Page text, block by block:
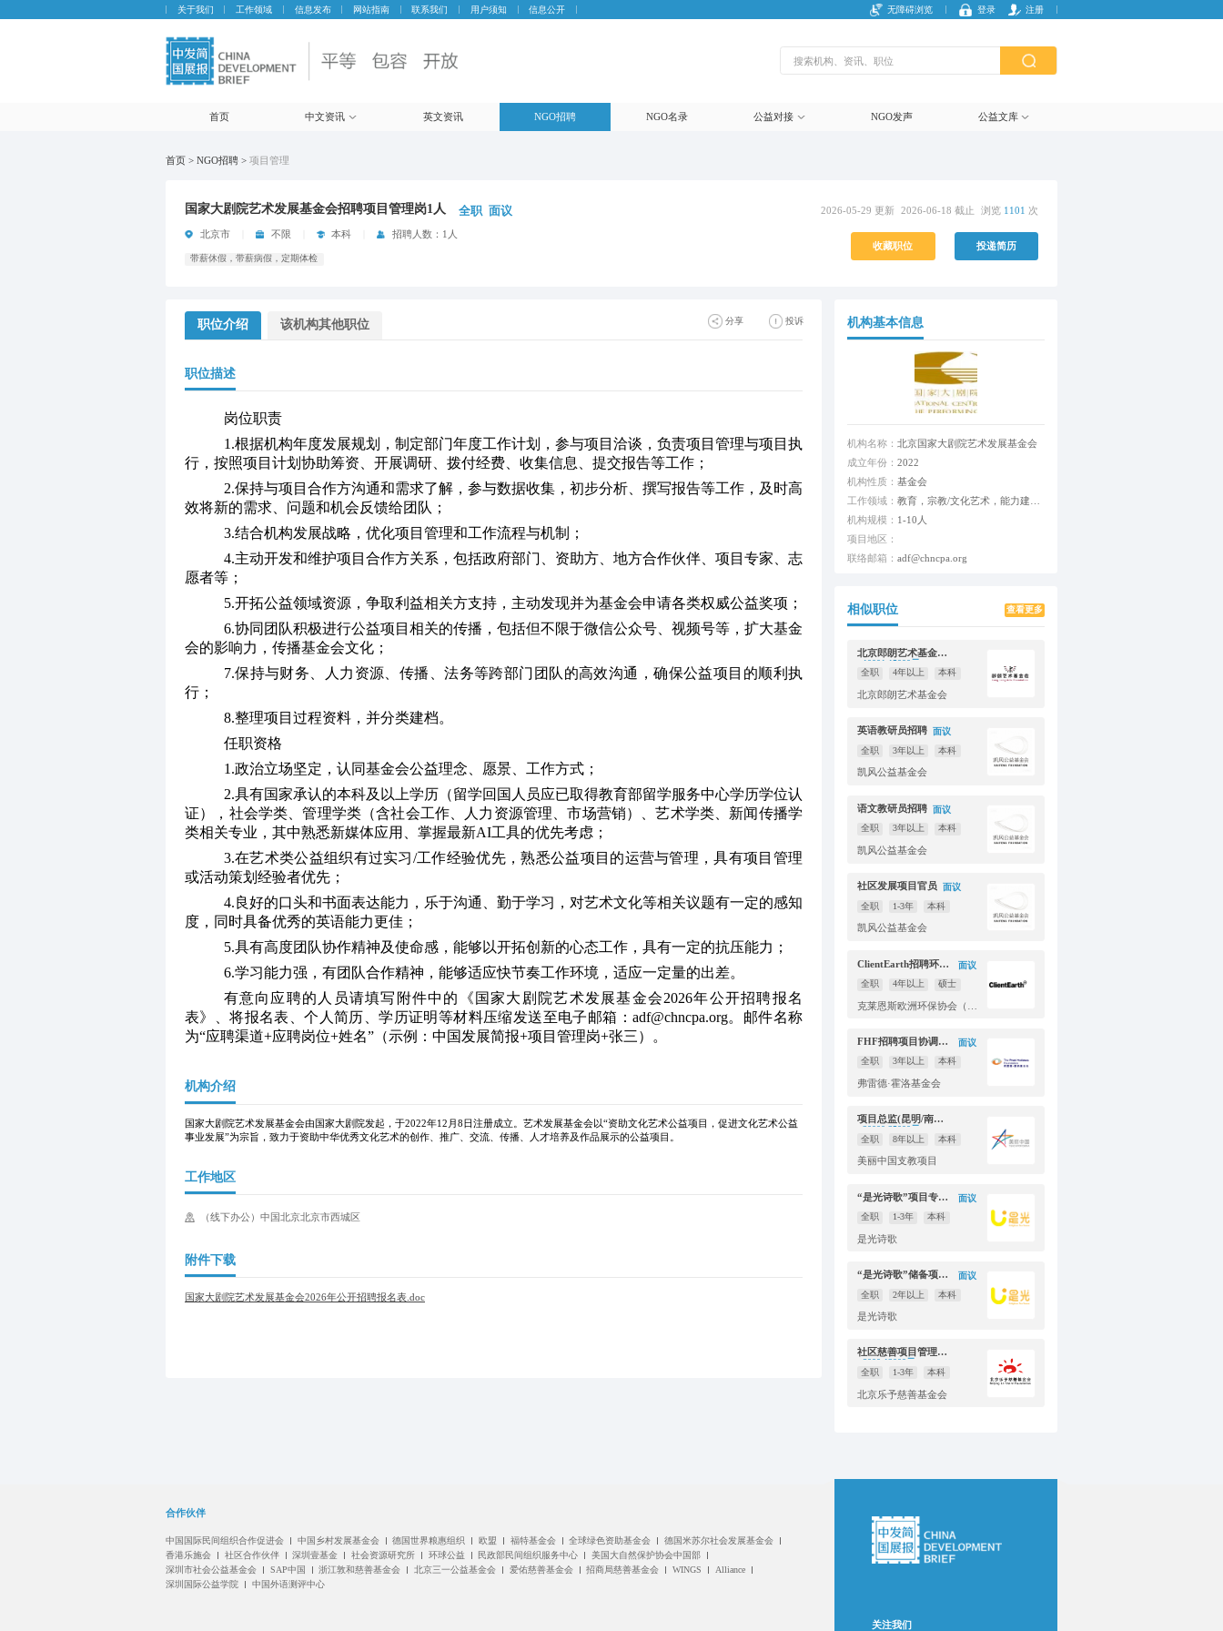
关于我们 工作领域 信息发布 网站指南 联系我们 用户须知 信息公开 无障碍浏览 登录 注册
首页 中文资讯 英文资讯 NGO招聘 NGO名录 公益对接 NGO发声 公益文库
首页 > NGO招聘 > 项目管理
国家大剧院艺术发展基金会招聘项目管理岗1人 全职 面议
北京市 不限 本科 招聘人数：1人
带薪休假，带薪病假，定期体检
2026-05-29 更新 2026-06-18 截止 浏览 1101 次
收藏职位 投递简历
职位介绍 该机构其他职位 分享 投诉
职位描述
岗位职责
1.根据机构年度发展规划，制定部门年度工作计划，参与项目洽谈，负责项目管理与项目执
行，按照项目计划协助筹资、开展调研、拨付经费、收集信息、提交报告等工作；
2.保持与项目合作方沟通和需求了解，参与数据收集，初步分析、撰写报告等工作，及时高
效将新的需求、问题和机会反馈给团队；
3.结合机构发展战略，优化项目管理和工作流程与机制；
4.主动开发和维护项目合作方关系，包括政府部门、资助方、地方合作伙伴、项目专家、志
愿者等；
5.开拓公益领域资源，争取利益相关方支持，主动发现并为基金会申请各类权威公益奖项；
6.协同团队积极进行公益项目相关的传播，包括但不限于微信公众号、视频号等，扩大基金
会的影响力，传播基金会文化；
7.保持与财务、人力资源、传播、法务等跨部门团队的高效沟通，确保公益项目的顺利执
行；
8.整理项目过程资料，并分类建档。
任职资格
1.政治立场坚定，认同基金会公益理念、愿景、工作方式；
2.具有国家承认的本科及以上学历（留学回国人员应已取得教育部留学服务中心学历学位认
证），社会学类、管理学类（含社会工作、人力资源管理、市场营销）、艺术学类、新闻传播学
类相关专业，其中熟悉新媒体应用、掌握最新AI工具的优先考虑；
3.在艺术类公益组织有过实习/工作经验优先，熟悉公益项目的运营与管理，具有项目管理
或活动策划经验者优先；
4.良好的口头和书面表达能力，乐于沟通、勤于学习，对艺术文化等相关议题有一定的感知
度，同时具备优秀的英语能力更佳；
5.具有高度团队协作精神及使命感，能够以开拓创新的心态工作，具有一定的抗压能力；
6.学习能力强，有团队合作精神，能够适应快节奏工作环境，适应一定量的出差。
有意向应聘的人员请填写附件中的《国家大剧院艺术发展基金会2026年公开招聘报名
表》、将报名表、个人简历、学历证明等材料压缩发送至电子邮箱：adf@chncpa.org。邮件名称
为“应聘渠道+应聘岗位+姓名”（示例：中国发展简报+项目管理岗+张三）。
机构介绍
国家大剧院艺术发展基金会由国家大剧院发起，于2022年12月8日注册成立。艺术发展基金会以“资助文化艺术公益项目，促进文化艺术公益
事业发展”为宗旨，致力于资助中华优秀文化艺术的创作、推广、交流、传播、人才培养及作品展示的公益项目。
工作地区
（线下办公）中国北京北京市西城区
附件下载
国家大剧院艺术发展基金会2026年公开招聘报名表.doc
机构基本信息
机构名称： 北京国家大剧院艺术发展基金会
成立年份： 2022
机构性质： 基金会
工作领域：
教育，宗教/文化艺术，能力建设/行业研究或支持
机构规模： 1-10人
项目地区：
联络邮箱： adf@chncpa.org
相似职位 查看更多
北京郎朗艺术基金会项目经理
10001-15000元
全职
4年以上 本科
北京郎朗艺术基金会
英语教研员招聘 面议
全职
3年以上 本科
凯风公益基金会
语文教研员招聘 面议
全职
3年以上 本科
凯风公益基金会
社区发展项目官员 面议
全职
1-3年 本科
凯风公益基金会
ClientEarth招聘环境与气候律师一名
面议
全职
4年以上 硕士
FHF招聘项目协调员（坐标北京or昆明）
面议
全职
3年以上 本科
弗雷德·霍洛基金会
项目总监(昆明/南宁）
20000-25000元
全职
8年以上 本科
美丽中国支教项目
“是光诗歌”项目专员招聘 （云南大理）
面议
全职
1-3年 本科
是光诗歌
“是光诗歌”储备项目主管招聘（云南大理）
面议
全职
2年以上 本科
是光诗歌
社区慈善项目管理岗1名
8000-12000元
全职
1-3年 本科
北京乐予慈善基金会
合作伙伴
中国国际民间组织合作促进会 中国乡村发展基金会 德国世界粮惠组织 欧盟 福特基金会 全球绿色资助基金会
德国米苏尔社会发展基金会
香港乐施会
社区合作伙伴 深圳壹基金 社会资源研究所 环球公益 民政部民间组织服务中心
美国大自然保护协会中国部
深圳市社会公益基金会
SAP中国 浙江敦和慈善基金会 北京三一公益基金会 爱佑慈善基金会 招商局慈善基金会 WINGS
Alliance
深圳国际公益学院
中国外语测评中心
关注我们